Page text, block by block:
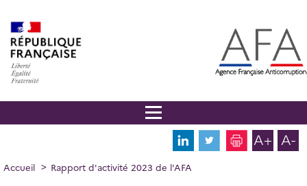
contenu
principal
A+ A-
FIL
Accueil Rapport d'activité 2023 de l'AFA